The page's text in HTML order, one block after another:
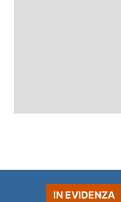
IN EVIDENZA